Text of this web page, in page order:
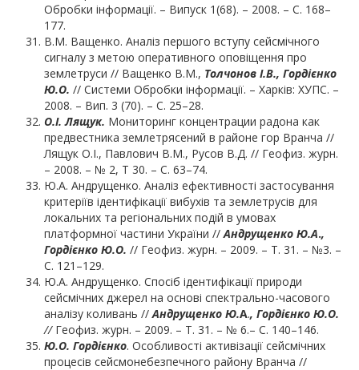
Обробки інформації. – Випуск 1(68). – 2008. – С. 168–
177.
В.М. Ващенко. Аналіз першого вступу сейсмічного
сигналу з метою оперативного оповіщення про
землетруси // Ващенко В.М., Толчонов І.В., Гордієнко
Ю.О. // Системи Обробки інформації. – Харків: ХУПС. –
2008. – Вип. 3 (70). – С. 25–28.
О.І. Лящук. Мониторинг концентрации радона как
предвестника землетрясений в районе гор Вранча //
Лящук О.І., Павлович В.М., Русов В.Д. // Геофиз. журн.
– 2008. – № 2, Т 30. – С. 63–74.
Ю.А. Андрущенко. Аналіз ефективності застосування
критеріїв ідентифікації вибухів та землетрусів для
локальних та регіональних подій в умовах
платформної частини України //Андрущенко Ю.А.,
Гордієнко Ю.О. // Геофиз. журн. – 2009. – Т. 31. – №3. –
С. 121–129.
Ю.А. Андрущенко. Спосіб ідентифікації природи
сейсмічних джерел на основі спектрально-часового
аналізу коливань //Андрущенко Ю.А., Гордієнко Ю.О.
// Геофиз. журн. – 2009. – Т. 31. – № 6.– С. 140–146.
Ю.О. Гордієнко. Особливості активізації сейсмічних
процесів сейсмонебезпечного району Вранча //